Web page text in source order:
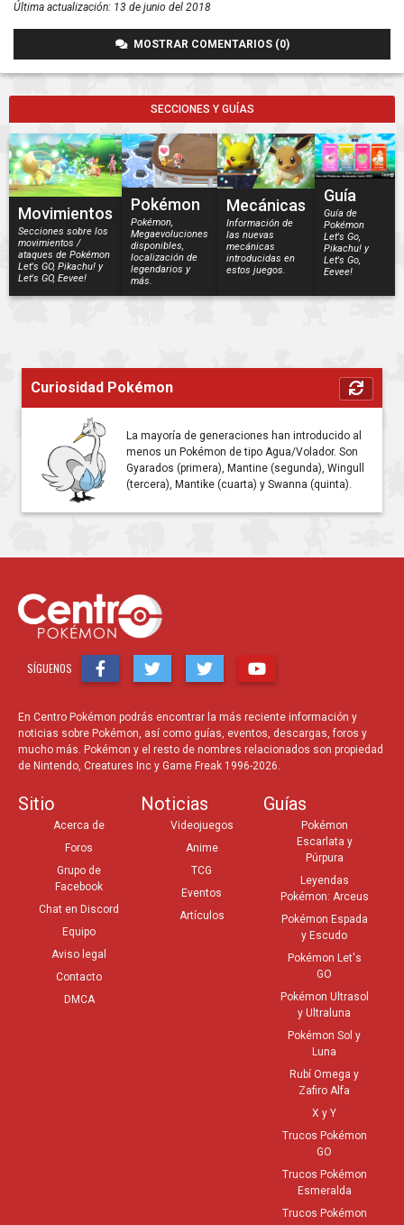
Última actualización: 13 de junio del 2018
MOSTRAR COMENTARIOS (0)
SECCIONES Y GUÍAS
Movimientos
Secciones sobre los
movimientos /
ataques de Pokémon
Let's GO, Pikachu! y
Let's GO, Eevee!
Pokémon
Pokémon,
Megaevoluciones
disponibles,
localización de
legendarios y
más.
Mecánicas
Información de
las nuevas
mecánicas
introducidas en
estos juegos.
Guía
Guía de
Pokémon
Let's Go,
Pikachu! y
Let's Go,
Eevee!
Curiosidad Pokémon
La mayoría de generaciones han introducido al
menos un Pokémon de tipo Agua/Volador. Son
Gyarados (primera), Mantine (segunda), Wingull
(tercera), Mantike (cuarta) y Swanna (quinta).
SÍGUENOS
En Centro Pokémon podrás encontrar la más reciente información y
noticias sobre Pokémon, así como guías, eventos, descargas, foros y
mucho más. Pokémon y el resto de nombres relacionados son propiedad
de Nintendo, Creatures Inc y Game Freak 1996-2026.
Sitio
Acerca de
Foros
Grupo de
Facebook
Chat en Discord
Equipo
Aviso legal
Contacto
DMCA
Noticias
Videojuegos
Anime
TCG
Eventos
Artículos
Guías
Pokémon
Escarlata y
Púrpura
Leyendas
Pokémon: Arceus
Pokémon Espada
y Escudo
Pokémon Let's
GO
Pokémon Ultrasol
y Ultraluna
Pokémon Sol y
Luna
Rubí Omega y
Zafiro Alfa
X y Y
Trucos Pokémon
GO
Trucos Pokémon
Esmeralda
Trucos Pokémon